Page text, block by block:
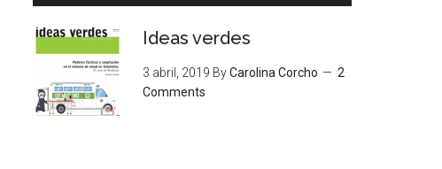
Ideas verdes
3 abril, 2019 ByCarolina Corcho
2
Comments